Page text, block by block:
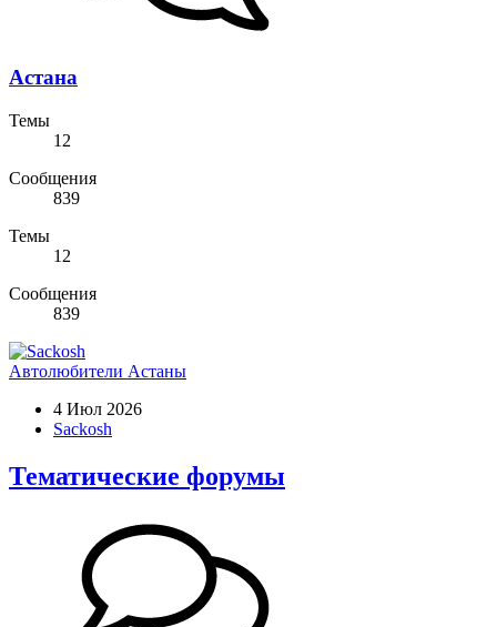
Астана
Темы
12
Сообщения
839
Темы
12
Сообщения
839
Автолюбители Астаны
4 Июл 2026
Sackosh
Тематические форумы